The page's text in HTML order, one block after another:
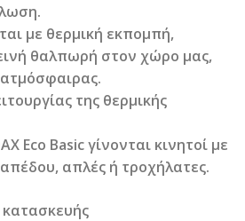
με θερμική εκπομπή,
θαλπωρή στον χώρο μας,
της θερμικής
Eco Basic γίνονται κινητοί με
απλές ή τροχήλατες.